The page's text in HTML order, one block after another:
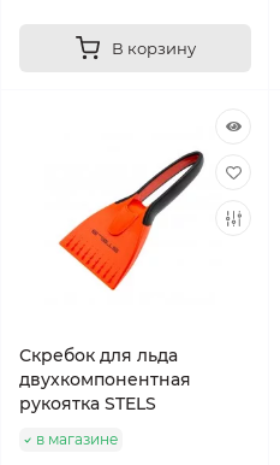
В корзину
Скребок для льда
двухкомпонентная
рукоятка STELS
в магазине